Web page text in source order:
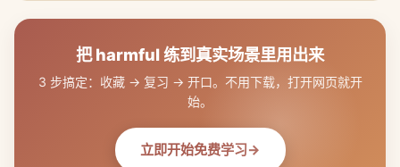
把 harmful 练到真实场景里用出来
3 步搞定：收藏 → 复习 → 开口。不用下载，打开网页就开
始。
立即开始免费学习